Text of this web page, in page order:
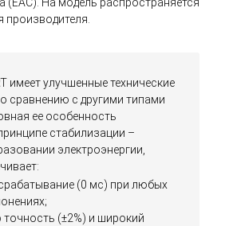
производителя.
имеет улучшенные технические
сравнению с другими типами
ее особенность
стабилизации –
электроэнергии,
(0 мс) при любых
(±2%) и широкий